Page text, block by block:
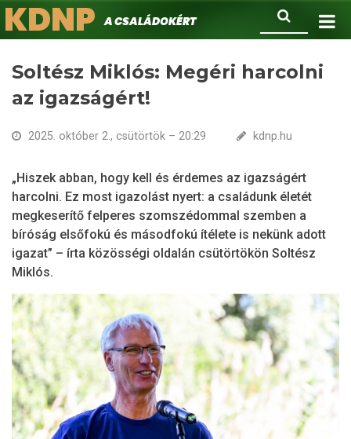
Ugrás
a
Keresés
KDNPA családokért.
Soltész Miklós: Megéri harcolni
az igazságért!
2025. október 2., csütörtök – 20:29 kdnp.hu
„Hiszek abban, hogy kell és érdemes az igazságért
harcolni. Ez most igazolást nyert: a családunk életét
megkeserítő felperes szomszédommal szemben a
bíróság elsőfokú és másodfokú ítélete is nekünk adott
igazat” – írta közösségi oldalán csütörtökön Soltész
Miklós.